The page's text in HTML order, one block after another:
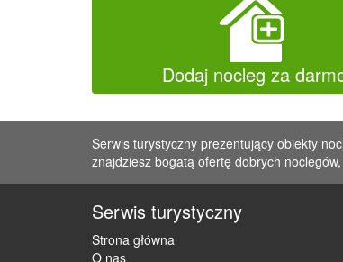
Dodaj nocleg za
Serwis turystyczny prezentujący obiekty
znajdziesz bogatą ofertę dobrych
Serwis turystyczny
Strona główna
O nas